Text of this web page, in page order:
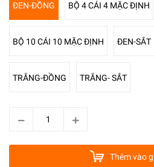
ĐEN-ĐỒNG BỘ 4 CÁI 4 MẶC ĐỊNH
BỘ 10 CÁI 10 MẶC ĐỊNH ĐEN-SẮT
TRẮNG-ĐỒNG TRẮNG- SẮT
Thêm vào